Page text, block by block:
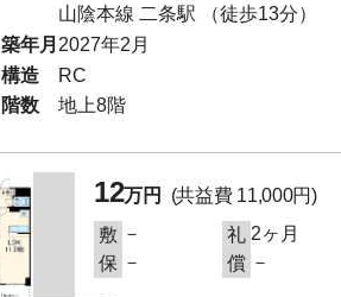
山陰本線 二条駅 （徒歩13分）
築年月 2027年2月
構造
RC
階数
地上8階
12万円
(共益費 11,000円)
敷 － 礼 2ヶ月
保 － 償 －